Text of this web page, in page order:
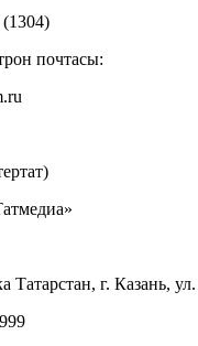
почтасы:
Татарстан, г. Казань,